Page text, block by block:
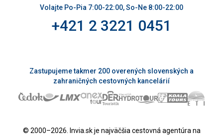
Volajte Po-Pia 7:00-22:00, So-Ne 8:00-22:00
+421 2 3221 0451
Zastupujeme takmer 200 overených slovenských a
zahraničných cestovných kancelárií
© 2000–2026. Invia.sk je najväčšia cestovná agentúra na